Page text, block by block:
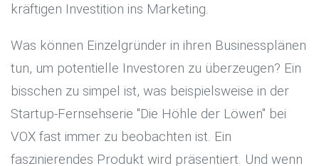
kräftigen Investition ins Marketing.
Was können Einzelgründer in ihren Businessplänen
tun, um potentielle Investoren zu überzeugen? Ein
bisschen zu simpel ist, was beispielsweise in der
Startup-Fernsehserie "Die Höhle der Löwen" bei
VOX fast immer zu beobachten ist. Ein
faszinierendes Produkt wird präsentiert. Und wenn